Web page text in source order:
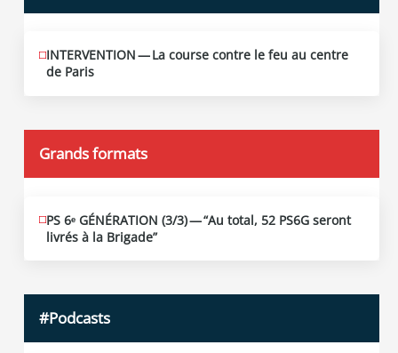
JUIN
12
INTERVENTION — La course contre le feu au centre
de Paris
Grands formats
JUIN
19
2026
PS 6ᵉ GÉNÉRATION (3/​3) — “Au total, 52 PS6G seront
livrés à la Brigade”
#Podcasts